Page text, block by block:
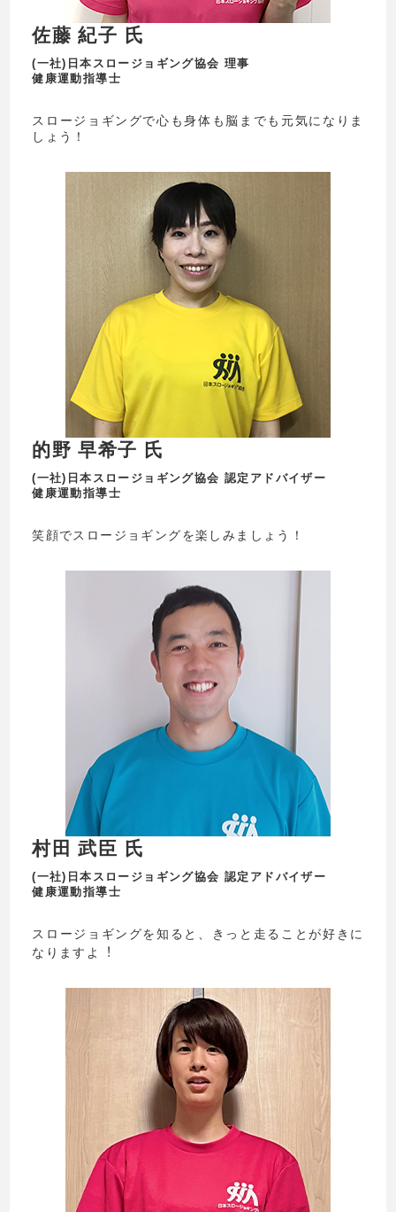
佐藤 紀子 氏
(⼀社)⽇本スロージョギング協会 理事
健康運動指導⼠
スロージョギングで⼼も⾝体も脳までも元気になりま
しょう！
的野 早希⼦ 氏
(一社)日本スロージョギング協会 認定アドバイザー
健康運動指導士
笑顔でスロージョギングを楽しみましょう！
村⽥ 武⾂ 氏
(一社)日本スロージョギング協会 認定アドバイザー
健康運動指導士
スロージョギングを知ると、きっと⾛ることが好きに
なりますよ︕